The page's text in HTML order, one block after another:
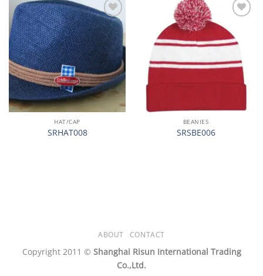
加入
心愿
单
HAT/CAP
SRHAT008
单
BEANIES
SRSBE006
ABOUT CONTACT
Copyright 2011 © Shanghai Risun International Trading
Co.,Ltd.